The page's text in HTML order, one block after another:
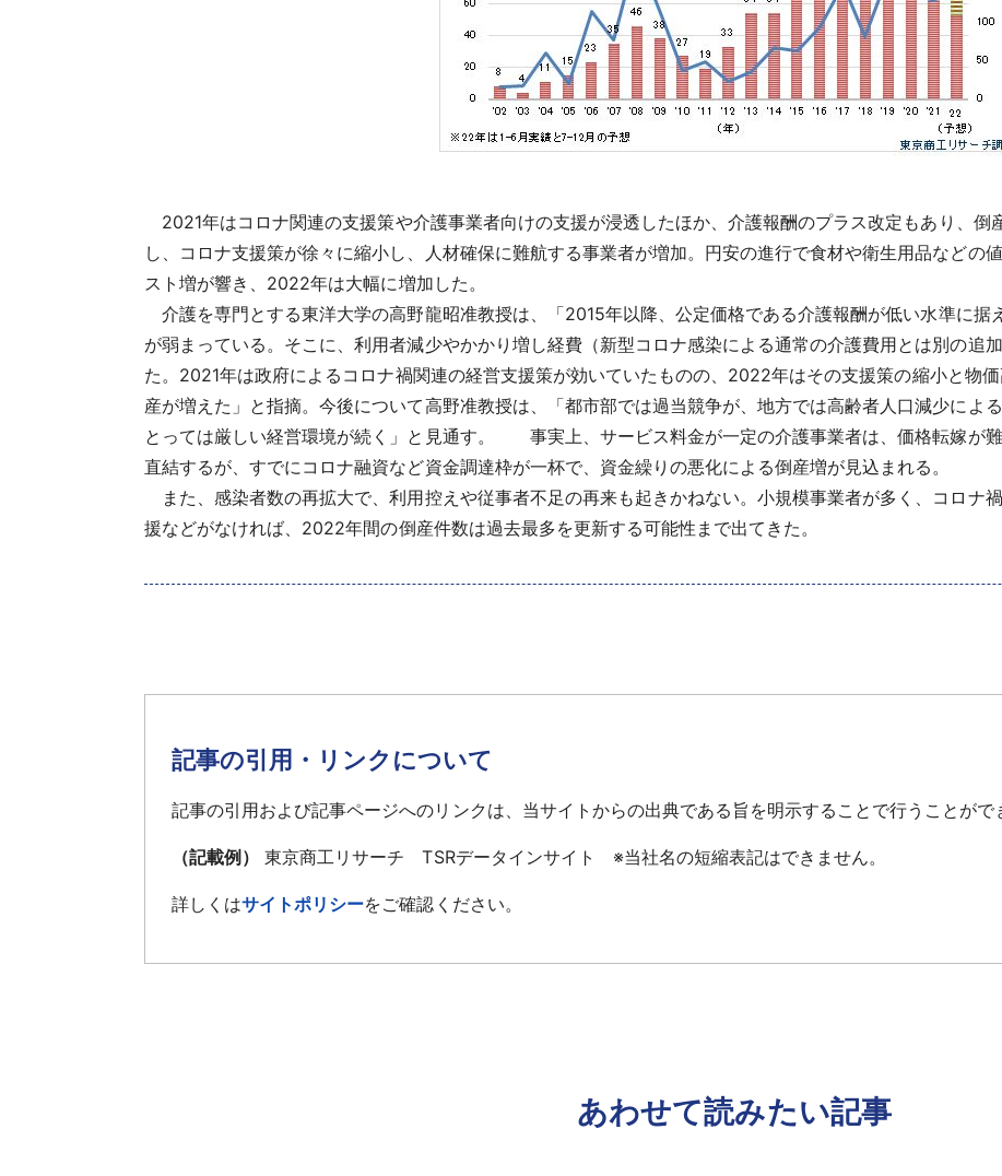
2021年はコロナ関連の支援策や介護事業者向けの支援が浸透したほか、介護報酬のプラス改定もあり、倒
し、コロナ支援策が徐々に縮小し、人材確保に難航する事業者が増加。円安の進行で食材や衛生用品などの
スト増が響き、2022年は大幅に増加した。
介護を専門とする東洋大学の高野龍昭准教授は、「2015年以降、公定価格である介護報酬が低い水準に据
が弱まっている。そこに、利用者減少やかかり増し経費（新型コロナ感染による通常の介護費用とは別の追
た。2021年は政府によるコロナ禍関連の経営支援策が効いていたものの、2022年はその支援策の縮小と物
産が増えた」と指摘。今後について高野准教授は、「都市部では過当競争が、地方では高齢者人口減少によ
とっては厳しい経営環境が続く」と見通す。 事実上、サービス料金が一定の介護事業者は、価格転嫁が
直結するが、すでにコロナ融資など資金調達枠が一杯で、資金繰りの悪化による倒産増が見込まれる。
また、感染者数の再拡大で、利用控えや従事者不足の再来も起きかねない。小規模事業者が多く、コロナ
援などがなければ、2022年間の倒産件数は過去最多を更新する可能性まで出てきた。
記事の引用・リンクについて
記事の引用および記事ページへのリンクは、当サイトからの出典である旨を明示することで行うことがで
（記載例） 東京商工リサーチ TSRデータインサイト ※当社名の短縮表記はできません。
詳しくはサイトポリシーをご確認ください。
あわせて読みたい記事